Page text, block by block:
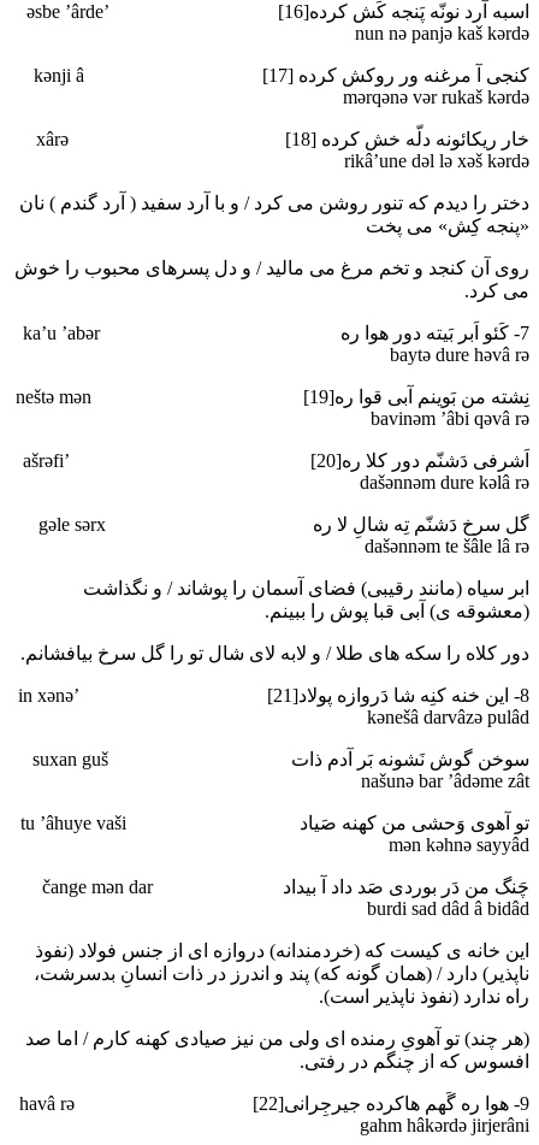
اسبه آرد نونّه پَنجه کَش کرده[16] ’әsbe ’ârde
nun nә panjә kaš kәrdә
کنجی آ مرغنه ور روکش کرده [17] kәnji â
mәrqәnә vәr rukaš kәrdә
خار ریکائونه دلّه خش کرده [18] xârә
rikâ’une dәl lә xәš kәrdә
دختر را دیدم که تنور روشن می کرد / و با آرد سفید ( آرد گندم ) نان
«پنجه کِش» می پخت
روی آن کنجد و تخم مرغ می مالید / و دل پسرهای محبوب را خوش
می کرد.
7- کَئو اَبر بَیته دور هوا ره ka’u ’abәr
baytә dure hәvâ rә
نِشته من بَوینم آبی قوا ره[19] neštә mәn
bavinәm ’âbi qәvâ rә
اَشرفی دَشنّم دور کلا ره[20] ’ašrәfi
dašәnnәm dure kәlâ rә
گل سرخ دَشنّم تِه شالِ لا ره gәle sәrx
dašәnnәm te šâle lâ rә
ابر سیاه (مانند رقیبی) فضای آسمان را پوشاند / و نگذاشت
(معشوقه ی) آبی قبا پوش را ببینم.
دور کلاه را سکه های طلا / و لابه لای شال تو را گل سرخ بیافشانم.
8- این خنه کنِه شا دَروازه پولاد[21] ’in xәnә
kәnešâ darvâzә pulâd
سوخن گوش نَشونه بَر آدم ذات suxan guš
našunә bar ’âdәme zât
تو آهوی وَحشی من کهنه صَیاد tu ’âhuye vaši
mәn kәhnә sayyâd
چَنگ من دَر بوردی صَد داد آ بیداد čange mәn dar
burdi sad dâd â bidâd
این خانه ی کیست که (خردمندانه) دروازه ای از جنس فولاد (نفوذ
ناپذیر) دارد / (همان گونه که) پند و اندرز در ذات انسانِ بدسرشت،
راه ندارد (نفوذ ناپذیر است).
(هر چند) تو آهویِ رمنده ای ولی من نیز صیادی کهنه کارم / اما صد
افسوس که از چنگم در رفتی.
9- هوا ره گَهم هاکرده جیرجِرانی[22] havâ rә
gahm hâkәrdә jirjerâni